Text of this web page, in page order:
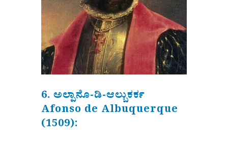
6. ಅಲ್ಪಾನೊ-ಡಿ-ಆಲ್ಬುಕರ್ಕ
Afonso de Albuquerque
(1509):